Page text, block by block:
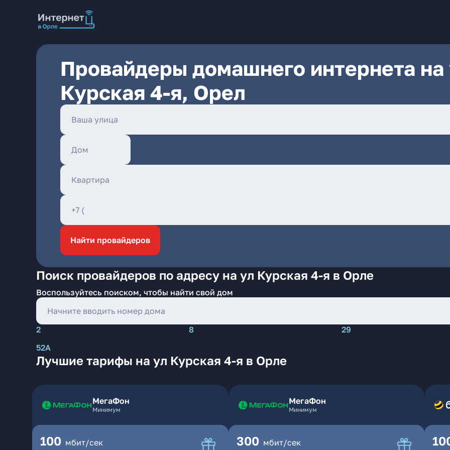
Провайдеры домашнего интернета на
Курская 4-я, Орел
Найти провайдеров
Поиск провайдеров по адресу на ул Курская 4-я в Орле
Воспользуйтесь поиском, чтобы найти свой дом
2 8 29
52А
Лучшие тарифы на ул Курская 4-я в Орле
МегаФон
Минимум
100 мбит/сек
МегаФон
Минимум
300 мбит/сек